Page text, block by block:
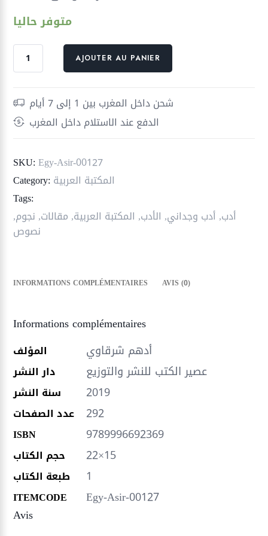
متوفر حاليا
quantité
المساء
AJOUTER AU PANIER
شحن داخل المغرب بين 1 إلى 7 أيام
الدفع عند الاستلام داخل المغرب
SKU: Egy-Asir-00127
Category: المكتبة العربية
Tags:
أدب,أدب وجداني, الأدب, المكتبة العربية,مقالات,نجوم,
نصوص
INFORMATIONS COMPLÉMENTAIRES AVIS (0)
Informations complémentaires
المؤلف أدهم شرقاوي
دار النشر عصير الكتب للنشر والتوزيع
سنة النشر 2019
عدد الصفحات 292
ISBN 9789996692369
حجم الكتاب 22×15
طبعة الكتاب 1
ITEMCODE
Egy-Asir-00127
Avis